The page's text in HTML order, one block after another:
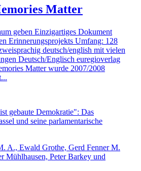
Matter
geben Einzigartiges Dokument
Erinnerungsprojekts Umfang: 128
deutsch/english mit vielen
Deutsch/Englisch euregioverlag
Matter wurde 2007/2008
A., Ewald Grothe, Gerd Fenner M.
Mühlhausen, Peter Barkey und